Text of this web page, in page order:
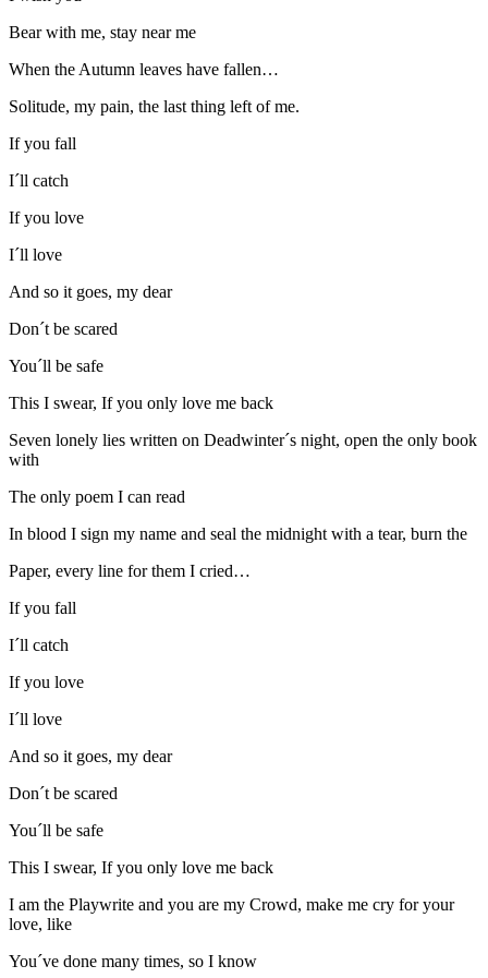
Bear with me, stay near me
When the Autumn leaves have fallen…
Solitude, my pain, the last thing left of me.
If you fall
I´ll catch
If you love
I´ll love
And so it goes, my dear
Don´t be scared
You´ll be safe
This I swear, If you only love me back
Seven lonely lies written on Deadwinter´s night, open the only book
with
The only poem I can read
In blood I sign my name and seal the midnight with a tear, burn the
Paper, every line for them I cried…
If you fall
I´ll catch
If you love
I´ll love
And so it goes, my dear
Don´t be scared
You´ll be safe
This I swear, If you only love me back
I am the Playwrite and you are my Crowd, make me cry for your
love, like
You´ve done many times, so I know